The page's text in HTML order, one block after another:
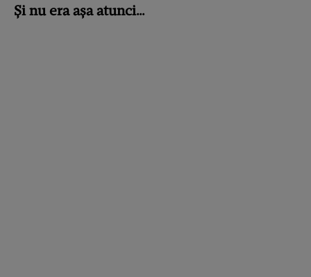
Şi nu era aşa atunci…